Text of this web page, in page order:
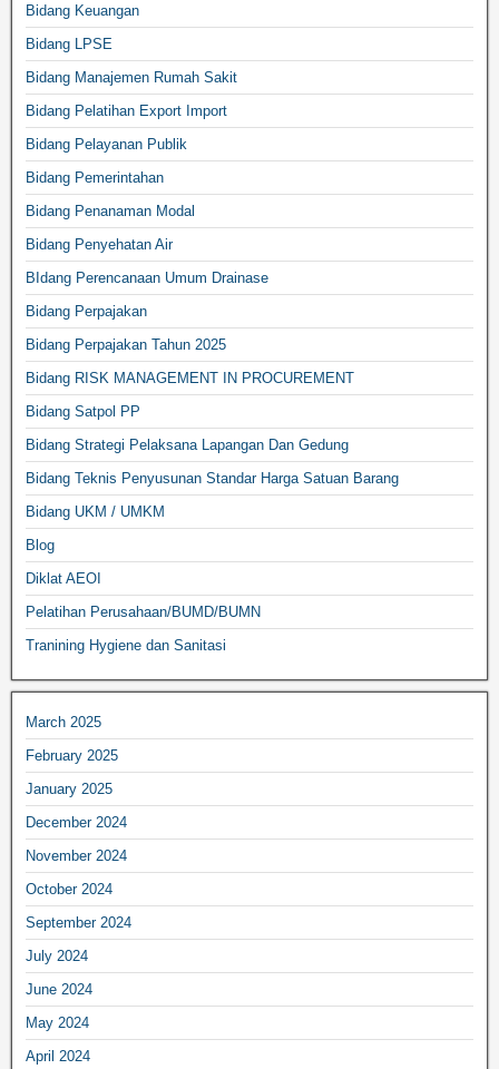
Bidang Keuangan
Bidang LPSE
Bidang Manajemen Rumah Sakit
Bidang Pelatihan Export Import
Bidang Pelayanan Publik
Bidang Pemerintahan
Bidang Penanaman Modal
Bidang Penyehatan Air
BIdang Perencanaan Umum Drainase
Bidang Perpajakan
Bidang Perpajakan Tahun 2025
Bidang RISK MANAGEMENT IN PROCUREMENT
Bidang Satpol PP
Bidang Strategi Pelaksana Lapangan Dan Gedung
Bidang Teknis Penyusunan Standar Harga Satuan Barang
Bidang UKM / UMKM
Blog
Diklat AEOI
Pelatihan Perusahaan/BUMD/BUMN
Tranining Hygiene dan Sanitasi
March 2025
February 2025
January 2025
December 2024
November 2024
October 2024
September 2024
July 2024
June 2024
May 2024
April 2024